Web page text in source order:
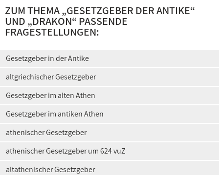
ZUM THEMA „GESETZGEBER DER ANTIKE“
UND „DRAKON“ PASSENDE
FRAGESTELLUNGEN:
Gesetzgeber in der Antike
altgriechischer Gesetzgeber
Gesetzgeber im alten Athen
Gesetzgeber im antiken Athen
athenischer Gesetzgeber
athenischer Gesetzgeber um 624 vuZ
altathenischer Gesetzgeber